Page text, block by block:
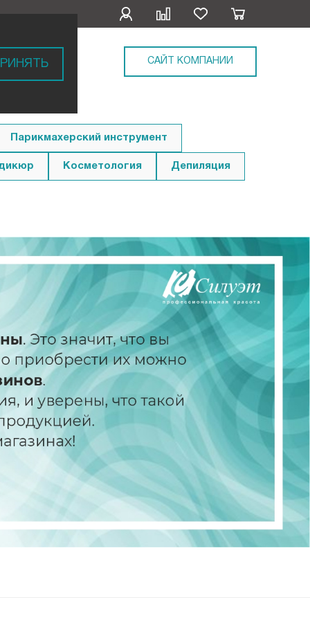
САЙТ КОМПАНИИ
Парикмахерский инструмент
Косметология Депиляция